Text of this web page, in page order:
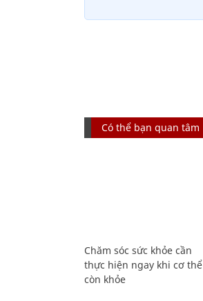
Có thể bạn quan tâm
Chăm sóc sức khỏe cần
thực hiện ngay khi cơ thể
còn khỏe